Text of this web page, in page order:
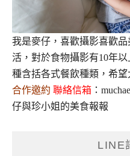
我是麥仔，喜歡攝影喜歡
活，對於食物攝影有10年
種含括各式餐飲種類，希
合作邀約 聯絡信箱 ：
仔與珍小姐的美食報報
LINE